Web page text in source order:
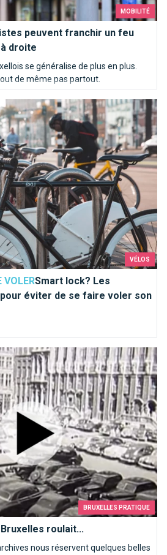
MOBILITÉ
peuvent franchir un feu
droite
se généralise de plus en plus.
de même pas partout.
VÉLOS
VOLERSmart lock? Les
éviter de se faire voler son
astuces pour éviter de se faire
BRUXELLES PRATIQUE
roulait...
nous réservent quelques belles
roulait...